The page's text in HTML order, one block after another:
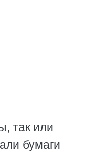
так или
бумаги